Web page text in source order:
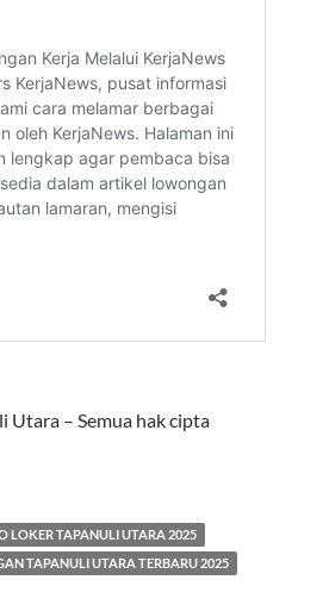
Utara – Semua hak cipta
LOKER TAPANULI UTARA 2025
TAPANULI UTARA TERBARU 2025